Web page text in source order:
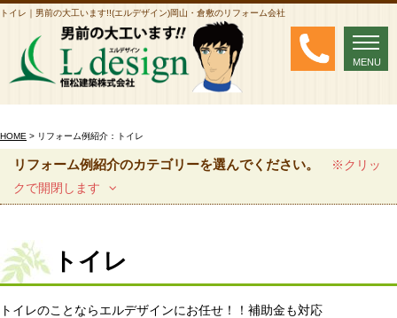
トイレ｜男前の大工います!!(エルデザイン)岡山・倉敷のリフォーム会社
MENU
HOME > リフォーム例紹介：トイレ
リフォーム例紹介のカテゴリーを選んでください。
※クリッ
クで開閉します
トイレ
トイレのことならエルデザインにお任せ！！補助金も対応
MENU